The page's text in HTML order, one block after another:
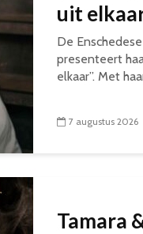
uit
De
presenteert
elkaar”. Met
7 augustus 2026
Tamara